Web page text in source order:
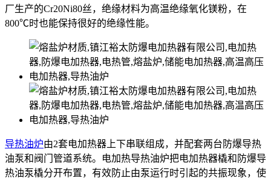
厂生产的Cr20Ni80丝，绝缘材料为高温绝缘氧化镁粉，在
800℃时也能保持很好的绝缘性能。
导热油炉由2套电加热器上下串联组成，并配套两台防爆导热
油泵和阀门管道系统。电加热导热油炉把电加热器橇和防爆导
热油泵橇分开布置，有效防止由泵运行时引起的共振现象，使